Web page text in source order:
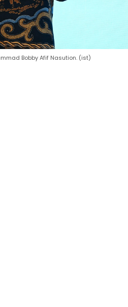
Bobby Afif Nasution. (ist)